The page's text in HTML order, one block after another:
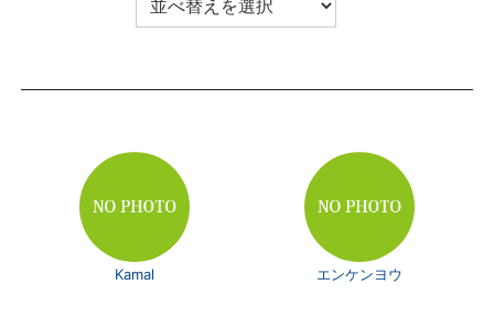
Kamal エンケンヨウ